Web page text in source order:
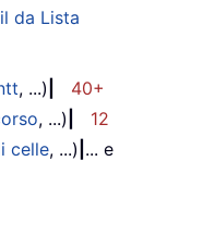
da Lista
, ...)
40+
, ...)
12
celle, ...) ... e